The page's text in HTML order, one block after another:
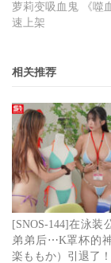
《金孙
奶的素人演员乌
发影迷轰动，机
而奶奶Taew在
攻略》要与 Billkin
红，还问导演他
是透过家中的孙
后我看到了这个
萝莉变吸血鬼 《噬
速上架
相关推荐
[SNOS-144]在泳装
弟弟后⋯K罩杯的
楽ももか）引退了！